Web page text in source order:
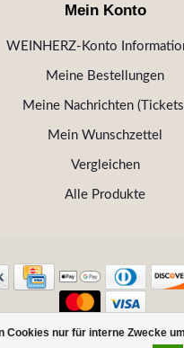
Cookies nur für interne Zwecke
Mein Konto
WEINHERZ-Konto
Meine Bestellungen
Meine Nachrichten
Mein Wunschzettel
Vergleichen
Alle Produkte
2026 WEINHERZ Kitzbühel -